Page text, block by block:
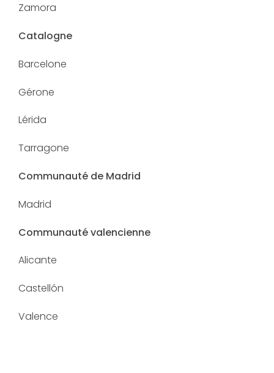
Zamora
Catalogne
Barcelone
Gérone
Lérida
Tarragone
Communauté de Madrid
Madrid
Communauté valencienne
Alicante
Castellón
Valence